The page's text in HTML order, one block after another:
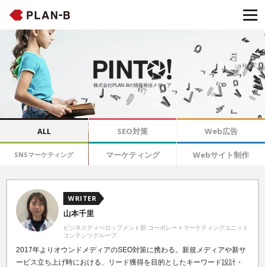
株式会社PLAN-Bの情報発信メディア
ALL SEO対策 Web広告
SNSマーケティング マーケティング Webサイト制作
WRITER
山本千里
ビジネスディベロップメント部 コーポレートマーケティングユニット
コンテンツグループ
2017年よりオウンドメディアのSEO対策に携わる。新規メディアや新サ
ービス立ち上げ時における、リード獲得を目的としたキーワード設計・